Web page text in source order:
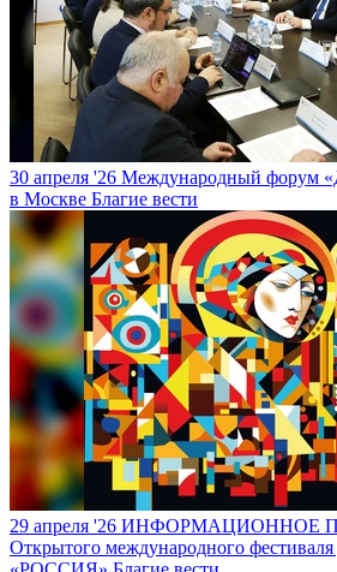
30 апреля '26 Международный форум
в Москве Благие вести
29 апреля '26 ИНФОРМАЦИОННОЕ
Открытого международного